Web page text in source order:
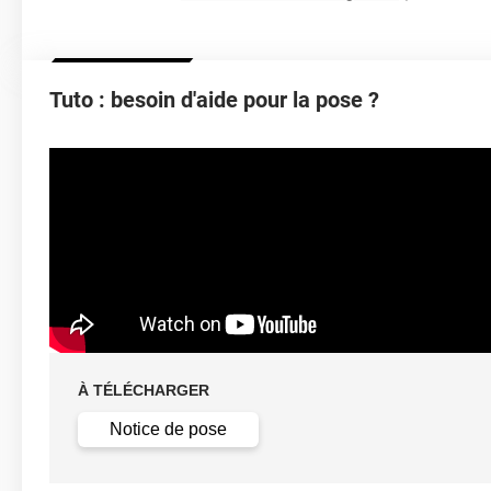
Tuto : besoin d'aide pour la pose ?
À TÉLÉCHARGER
Notice de pose